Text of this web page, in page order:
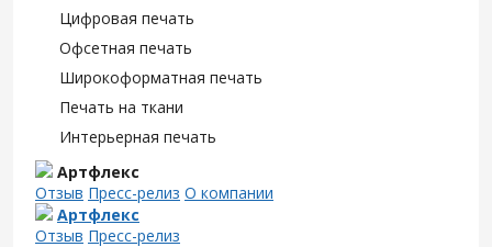
Цифровая печать
Офсетная печать
Широкоформатная печать
Печать на ткани
Интерьерная печать
Артфлекс
Отзыв Пресс-релиз О компании
Артфлекс
Отзыв Пресс-релиз